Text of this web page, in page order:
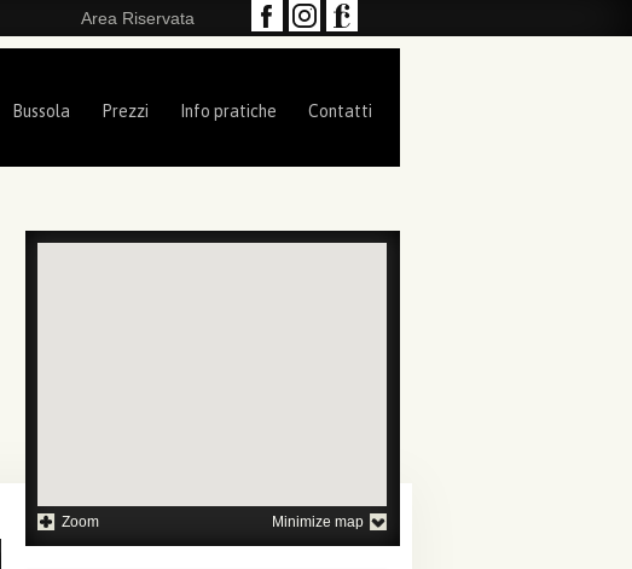
Area Riservata
Bussola Prezzi Info pratiche Contatti
Zoom Minimize map